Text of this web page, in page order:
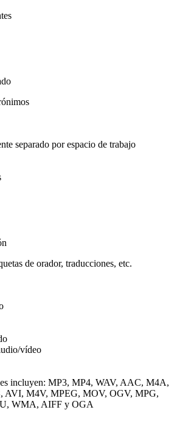
separado por espacio de trabajo
de orador, traducciones, etc.
vídeo
incluyen: MP3, MP4, WAV, AAC, M4A,
AVI, M4V, MPEG, MOV, OGV, MPG,
WMA, AIFF y OGA